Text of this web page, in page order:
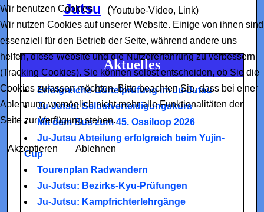
Jutsu
(Youtube-Video, Link)
Aktuelles
Erfolgreiche Gürtelprüfung im Ju-Jutsu
Ju-Jutsu: Selbstverteidigungskurs
Mit dem Bus zum 45. Ossiloop 2026
Ju-Jutsu Abteilung erfolgreich beim Yujin-
Cup
Tourenplan Radwandern
Ju-Jutsu: Bezirks-Kyu-Prüfungen
Ju-Jutsu: Kampfrichterlehrgänge
Wir benutzen Cookies
Wir nutzen Cookies auf unserer Website. Einige von ihnen sind
essenziell für den Betrieb der Seite, während andere uns
helfen, diese Website und die Nutzererfahrung zu verbessern
(Tracking Cookies). Sie können selbst entscheiden, ob Sie die
Cookies zulassen möchten. Bitte beachten Sie, dass bei einer
Ablehnung womöglich nicht mehr alle Funktionalitäten der
Seite zur Verfügung stehen.
Akzeptieren Ablehnen